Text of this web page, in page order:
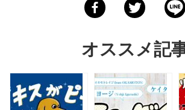
オススメ記